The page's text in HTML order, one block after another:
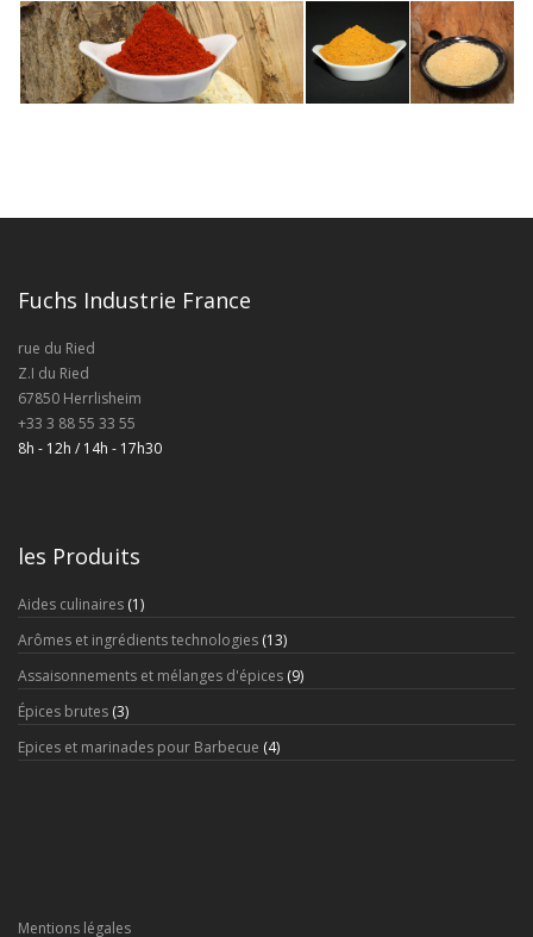
Fuchs Industrie France
rue du Ried
Z.I du Ried
67850 Herrlisheim
+33 3 88 55 33 55
8h - 12h / 14h - 17h30
les Produits
Aides culinaires (1)
Arômes et ingrédients technologies (13)
Assaisonnements et mélanges d'épices (9)
Épices brutes (3)
Epices et marinades pour Barbecue (4)
Mentions légales